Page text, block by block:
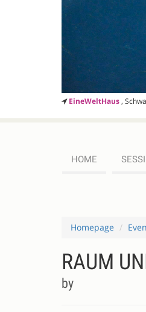
EineWeltHaus,
HOME
Homepage
RAUM
by